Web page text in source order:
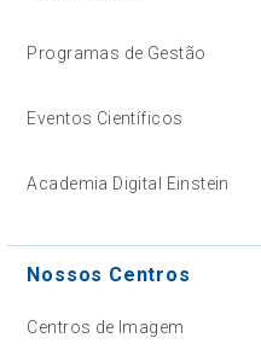
Programas de Gestão
Eventos Científicos
Academia Digital Einstein
Nossos Centros
Centros de Imagem